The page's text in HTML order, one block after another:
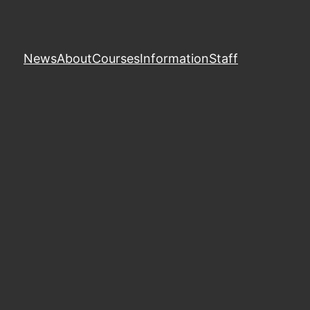
NewsAboutCoursesInformationStaff